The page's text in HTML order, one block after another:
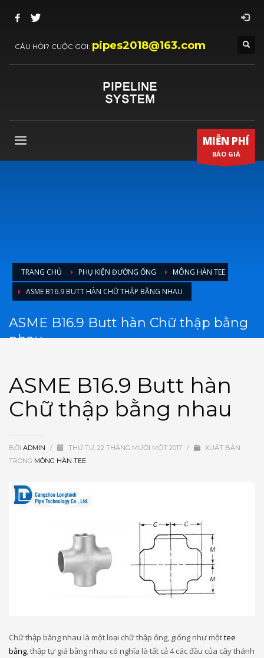
CÂU HỎI? CUỘC GỌI: pipes2018@163.com
MIỄN PHÍ
BÁO GIÁ
TRANG CHỦ PHỤ KIỆN ĐƯỜNG ỐNG
MÔNG HÀN TEE
ASME B16.9 BUTT HÀN CHỮ THẬP BẰNG NHAU
ASME B16.9 Butt hàn Chữ thập bằng
nhau
ASME B16.9 Butt hàn
Chữ thập bằng nhau
BỞI ADMIN / THỨ TƯ, 22 THÁNG MƯỜI MỘT 2017 /
XUẤT BẢN
TRONG MÔNG HÀN TEE
Chữ thập bằng nhau là một loại chữ thập ống, giống như mộttee
bằng, thập tự giá bằng nhau có nghĩa là tất cả 4 các đầu của cây thánh